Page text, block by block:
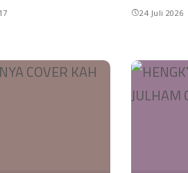
24 Juli 2026